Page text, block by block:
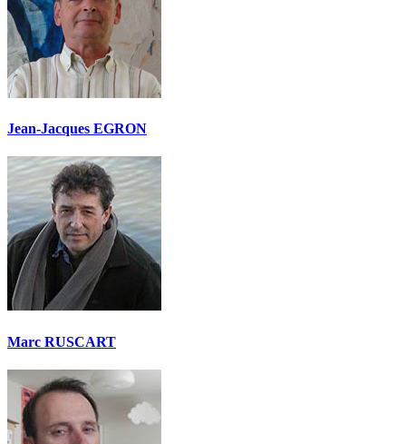
Jean-Jacques EGRON
Marc RUSCART